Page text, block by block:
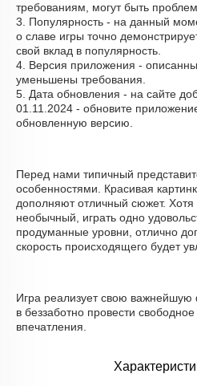
требованиям, могут быть
3. Популярность - на данный
о cлаве игры точно
свой вклад в популярность.
4. Версия приложения -
уменьшены требования.
5. Дата обновления - на сайте
01.11.2024 - обновите
обновленную версию.
Перед нами типичный
особенностями. Красивая
дополняют отличный сюжет. Хотя
необычный, играть одно
продуманные уровни, отлично
скорость происходящего будет
Игра реализует свою важнейшую
в беззаботно провести
впечатления.